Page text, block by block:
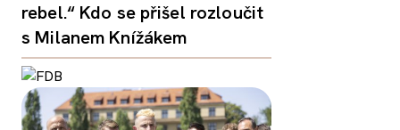
rebel.“ Kdo se přišel rozloučit
s Milanem Knížákem